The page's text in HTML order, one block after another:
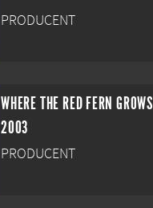
PRODUCENT
WHERE THE RED FERN GROWS
2003
PRODUCENT